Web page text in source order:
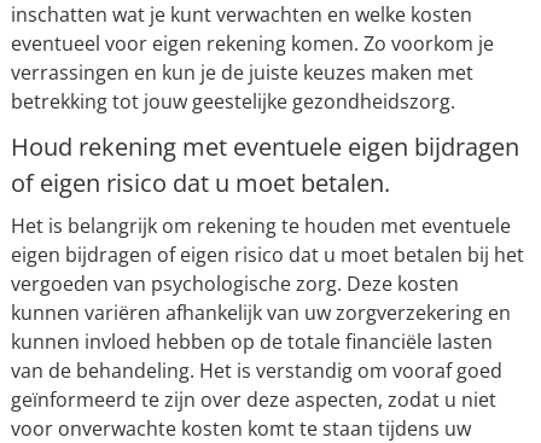
inschatten wat je kunt verwachten en welke kosten
eventueel voor eigen rekening komen. Zo voorkom je
verrassingen en kun je de juiste keuzes maken met
betrekking tot jouw geestelijke gezondheidszorg.
Houd rekening met eventuele eigen bijdragen
of eigen risico dat u moet betalen.
Het is belangrijk om rekening te houden met eventuele
eigen bijdragen of eigen risico dat u moet betalen bij het
vergoeden van psychologische zorg. Deze kosten
kunnen variëren afhankelijk van uw zorgverzekering en
kunnen invloed hebben op de totale financiële lasten
van de behandeling. Het is verstandig om vooraf goed
geïnformeerd te zijn over deze aspecten, zodat u niet
voor onverwachte kosten komt te staan tijdens uw